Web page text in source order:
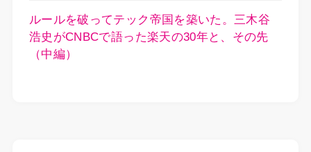
ルールを破ってテック帝国を築いた。三木谷
浩史がCNBCで語った楽天の30年と、その先
（中編）